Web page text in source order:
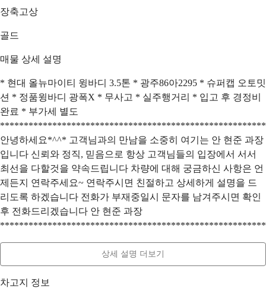
장축고상
골드
매물 상세 설명
* 현대 올뉴마이티 윙바디 3.5톤 * 광주86아2295 * 슈퍼캡 오토밋
션 * 정품윙바디 광폭X * 무사고 * 실주행거리 * 입고 후 경정비
완료 * 부가세 별도
안녕하세요*^^* 고객님과의 만남을 소중히 여기는 안 현준 과장
입니다 신뢰와 정직, 믿음으로 항상 고객님들의 입장에서 서서
최선을 다할것을 약속드립니다 차량에 대해 궁금하신 사항은 언
제든지 연락주세요~ 연락주시면 친절하고 상세하게 설명을 드
리도록 하겠습니다 전화가 부재중일시 문자를 남겨주시면 확인
후 전화드리겠습니다 안 현준 과장
상세 설명 더보기
차고지 정보